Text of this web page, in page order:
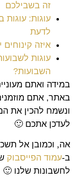
זה בשבילכם
עוגות:
לדעת
איזה קינוחים
עוגות
השבועות?
במידה ואתם
באתר, אתם
ונשמח להכין את
לעדכן אתכם 🙂
אה, וכמובן אל
ב-עמוד הפייסבוק
לחשבונות שלנו 🙂